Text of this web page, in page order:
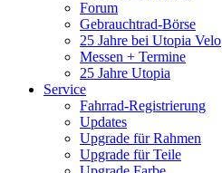
Forum
Gebrauchtrad-Börse
25 Jahre bei Utopia Velo
Messen + Termine
25 Jahre Utopia
Service
Fahrrad-Registrierung
Updates
Upgrade für Rahmen
Upgrade für Teile